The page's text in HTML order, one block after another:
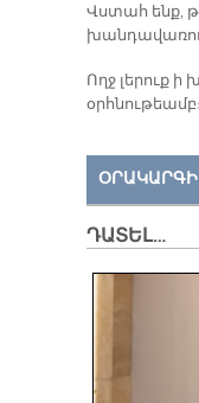
Վստահ ենք,
Ողջ լերուք
օրհնութեամբ։
ԴԱՏԵԼ…